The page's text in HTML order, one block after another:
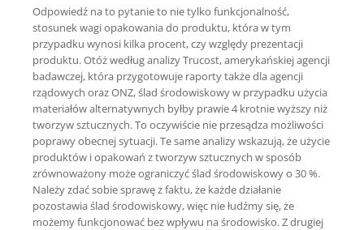
Odpowiedź na to pytanie to nie tylko funkcjonalność,
stosunek wagi opakowania do produktu, która w tym
przypadku wynosi kilka procent, czy względy prezentacji
produktu. Otóż według analizy Trucost, amerykańskiej agencji
badawczej, która przygotowuje raporty także dla agencji
rządowych oraz ONZ, ślad środowiskowy w przypadku użycia
materiałów alternatywnych byłby prawie 4 krotnie wyższy niż
tworzyw sztucznych. To oczywiście nie przesądza możliwości
poprawy obecnej sytuacji. Te same analizy wskazują, że użycie
produktów i opakowań z tworzyw sztucznych w sposób
zrównoważony może ograniczyć ślad środowiskowy o 30 %.
Należy zdać sobie sprawę z faktu, że każde działanie
pozostawia ślad środowiskowy, więc nie łudźmy się, że
możemy funkcjonować bez wpływu na środowisko. Z drugiej